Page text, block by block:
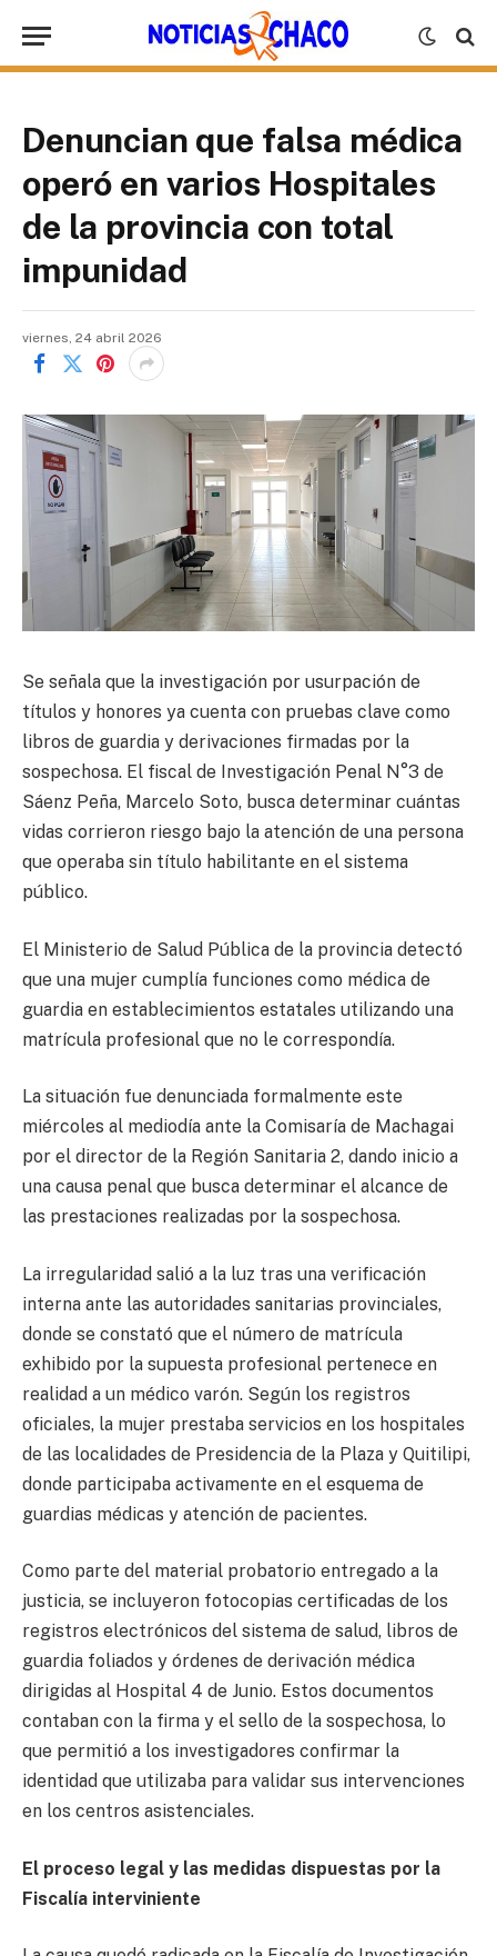
Denuncian que falsa médica
operó en varios Hospitales
de la provincia con total
impunidad
viernes, 24 abril 2026
Se señala que la investigación por usurpación de
títulos y honores ya cuenta con pruebas clave como
libros de guardia y derivaciones firmadas por la
sospechosa. El fiscal de Investigación Penal N°3 de
Sáenz Peña, Marcelo Soto, busca determinar cuántas
vidas corrieron riesgo bajo la atención de una persona
que operaba sin título habilitante en el sistema
público.
El Ministerio de Salud Pública de la provincia detectó
que una mujer cumplía funciones como médica de
guardia en establecimientos estatales utilizando una
matrícula profesional que no le correspondía.
La situación fue denunciada formalmente este
miércoles al mediodía ante la Comisaría de Machagai
por el director de la Región Sanitaria 2, dando inicio a
una causa penal que busca determinar el alcance de
las prestaciones realizadas por la sospechosa.
La irregularidad salió a la luz tras una verificación
interna ante las autoridades sanitarias provinciales,
donde se constató que el número de matrícula
exhibido por la supuesta profesional pertenece en
realidad a un médico varón. Según los registros
oficiales, la mujer prestaba servicios en los hospitales
de las localidades de Presidencia de la Plaza y Quitilipi,
donde participaba activamente en el esquema de
guardias médicas y atención de pacientes.
Como parte del material probatorio entregado a la
justicia, se incluyeron fotocopias certificadas de los
registros electrónicos del sistema de salud, libros de
guardia foliados y órdenes de derivación médica
dirigidas al Hospital 4 de Junio. Estos documentos
contaban con la firma y el sello de la sospechosa, lo
que permitió a los investigadores confirmar la
identidad que utilizaba para validar sus intervenciones
en los centros asistenciales.
El proceso legal y las medidas dispuestas por la
Fiscalía interviniente